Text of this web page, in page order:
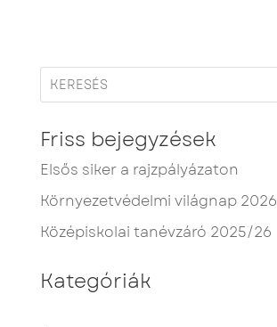
Friss bejegyzések
Elsős siker a rajzpályázaton
Környezetvédelmi világnap 2026
Középiskolai tanévzáró 2025/26
Kategóriák